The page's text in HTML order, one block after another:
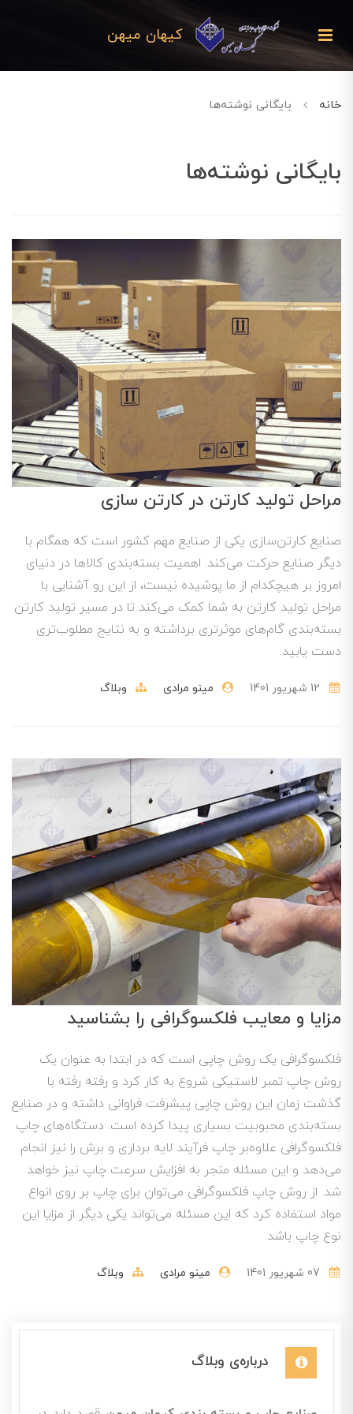
کیهان میهن
خانه بایگانی نوشته‌ها
بایگانی نوشته‌ها
مراحل تولید کارتن در کارتن سازی
صنایع کارتن‌سازی یکی از صنایع مهم کشور است که همگام با
دیگر صنایع حرکت می‌کند. اهمیت بسته‌بندی کالاها در دنیای
امروز بر هیچکدام از ما پوشیده نیست، از این رو آشنایی با
مراحل تولید کارتن به شما کمک می‌کند تا در مسیر تولید کارتن
بسته‌بندی گام‌های موثرتری برداشته و به نتایج مطلوب‌تری
دست یابید.
مینو مرادی وبلاگ
مزایا و معایب فلکسوگرافی را بشناسید
فلکسوگرافی یک روش چاپی است که در ابتدا به عنوان یک
روش چاپ تمبر لاستیکی شروع به کار کرد و رفته رفته با
گذشت زمان این روش چاپی پیشرفت فراوانی داشته و در صنایع
بسته‌بندی محبوبیت بسیاری پیدا کرده است. دستگاه‌های چاپ
فلکسوگرافی علاوه‌بر چاپ فرآیند لایه برداری و برش را نیز انجام
می‌دهد و این مسئله منجر به افزایش سرعت چاپ نیز خواهد
شد. از روش چاپ فلکسوگرافی می‌توان برای چاپ بر روی انواع
مواد استفاده کرد که این مسئله می‌تواند یکی دیگر از مزایا این
نوع چاپ باشد.
مینو مرادی وبلاگ
درباره‌ی وبلاگ